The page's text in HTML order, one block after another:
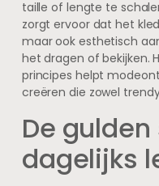
taille of lengte te
zorgt ervoor dat het
maar ook esthetisch
het dragen of bekijken.
principes helpt
creëren die zowel
De
dagelijks